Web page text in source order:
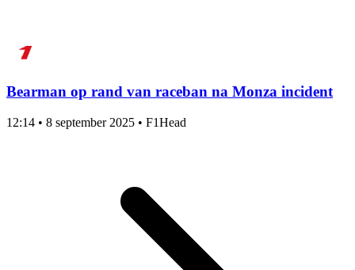
Bearman op rand van raceban na Monza incident
12:14 • 8 september 2025 • F1Head